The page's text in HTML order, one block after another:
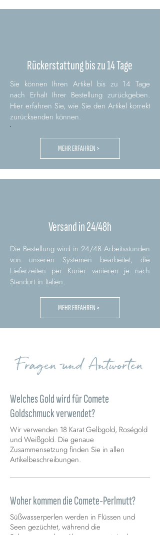
Rückerstattung bis zu 14 Tage
Sie können Ihren Artikel bis zu 14 Tage
nach Erhalt Ihrer Bestellung zurückgeben.
Hier erfahren Sie, wie Sie den Artikel korrekt
zurücksenden können.
MEHR ERFAHREN >
Versand in 24/48h
Die Bestellung wird in 24/48 Arbeitsstunden
von unseren Systemen bearbeitet, die
Lieferzeiten per Kurier variieren je nach
Standort in Italien.
MEHR ERFAHREN >
Fragen und Antworten
Welches Gold wird für Comete
Goldschmuck verwendet?
Wir verwenden 18 Karat Gelbgold, Roségold
und Weißgold. Die genaue
Zusammensetzung finden Sie in allen
Artikelbeschreibungen.
Woher kommen die Comete-Perlmutt?
Süßwasserperlen werden in Flüssen und
Seen gezüchtet, während die